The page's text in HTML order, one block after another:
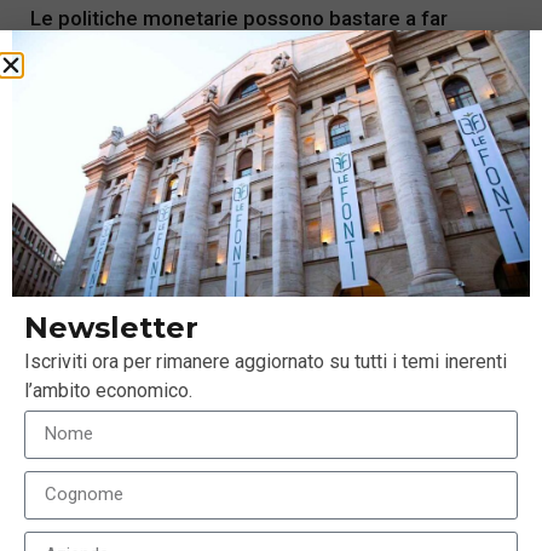
Le politiche monetarie possono bastare a far
Newsletter
Iscriviti ora per rimanere aggiornato su tutti i temi inerenti
l’ambito economico.